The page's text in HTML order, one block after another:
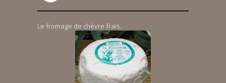
Le fromage de chèvre frais.